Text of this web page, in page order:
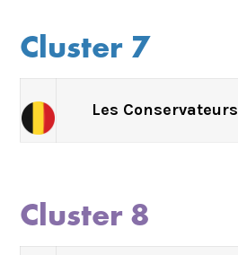
Cluster 7
Les Conservateurs
Cluster 8